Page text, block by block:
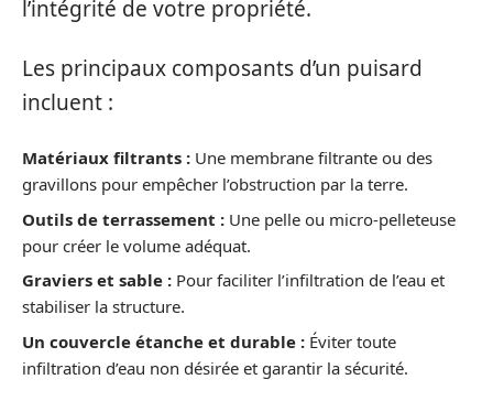
l’intégrité de votre propriété.
Les principaux composants d’un puisard
incluent :
Matériaux filtrants : Une membrane filtrante ou des
gravillons pour empêcher l’obstruction par la terre.
Outils de terrassement : Une pelle ou micro-pelleteuse
pour créer le volume adéquat.
Graviers et sable : Pour faciliter l’infiltration de l’eau et
stabiliser la structure.
Un couvercle étanche et durable : Éviter toute
infiltration d’eau non désirée et garantir la sécurité.